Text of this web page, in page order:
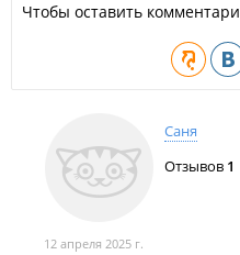
Чтобы оставить
Саня
Отзывов 1
12 апреля 2025 г.